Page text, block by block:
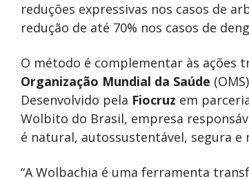
reduções expressivas nos casos de
redução de até 70% nos casos de
O método é complementar às ações
Organização Mundial da Saúde
Desenvolvido pela Fiocruz em
Wolbito do Brasil, empresa
é natural, autossustentável, segura e
“A Wolbachia é uma ferramenta